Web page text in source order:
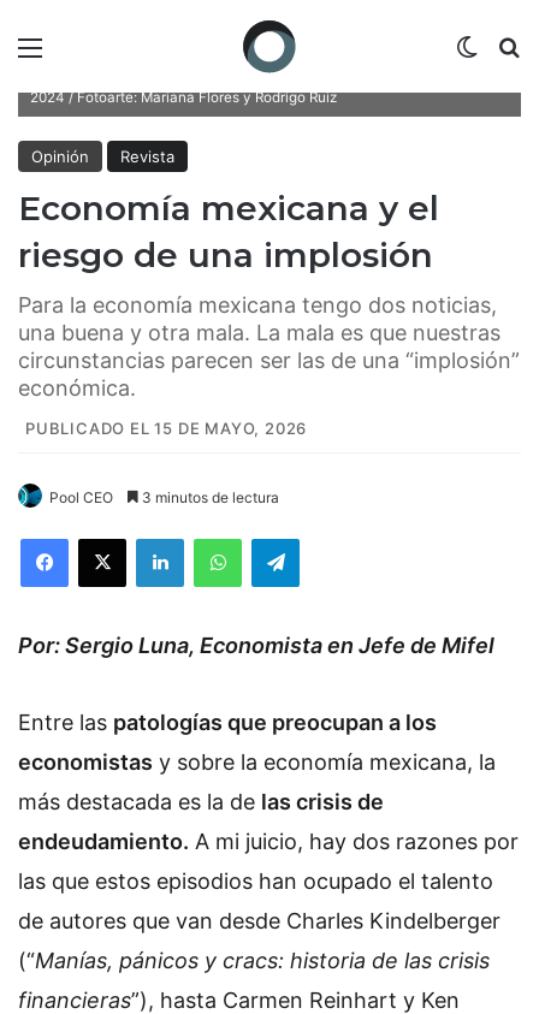
La economía mexicana promedió un crecimiento de 1.1% de 2018 a
2024 / Fotoarte: Mariana Flores y Rodrigo Ruiz
Opinión Revista
Economía mexicana y el
riesgo de una implosión
Para la economía mexicana tengo dos noticias,
una buena y otra mala. La mala es que nuestras
circunstancias parecen ser las de una “implosión”
económica.
PUBLICADO EL 15 DE MAYO, 2026
Pool CEO 3 minutos de lectura
Por: Sergio Luna, Economista en Jefe de Mifel
Entre las patologías que preocupan a los
economistas y sobre la economía mexicana, la
más destacada es la de las crisis de
endeudamiento. A mi juicio, hay dos razones por
las que estos episodios han ocupado el talento
de autores que van desde Charles Kindelberger
(“Manías, pánicos y cracs: historia de las crisis
financieras”), hasta Carmen Reinhart y Ken